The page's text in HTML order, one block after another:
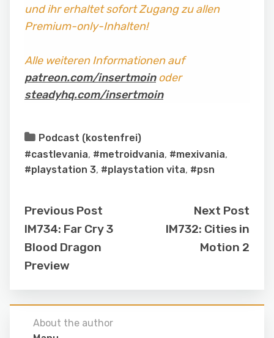
und ihr erhaltet sofort Zugang zu allen
Premium-only-Inhalten!
Alle weiteren Informationen auf
patreon.com/insertmoinoder
steadyhq.com/insertmoin
Podcast (kostenfrei)
#castlevania, #metroidvania, #mexivania,
#playstation 3, #playstation vita, #psn
Previous Post
IM734: Far Cry 3
Blood Dragon
Preview
Next Post
IM732: Cities in
Motion 2
About the author